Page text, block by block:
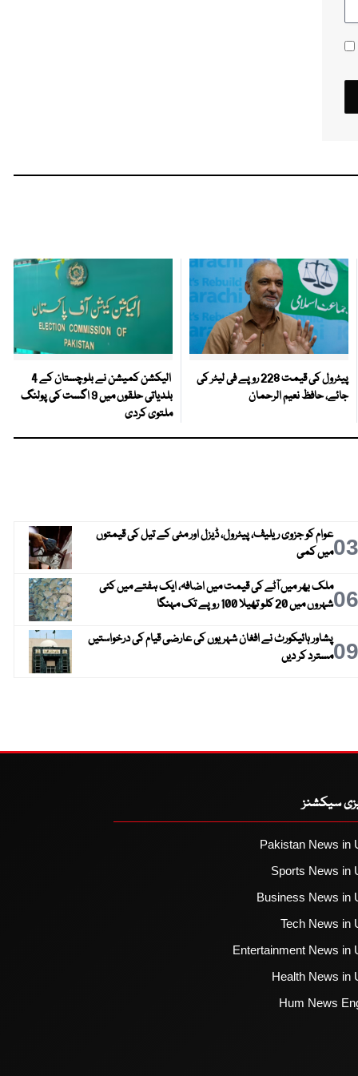
پیٹرول کی قیمت 228 روپے فی لیٹر کی
جائے، حافظ نعیم الرحمان
الیکشن کمیشن نے بلوچستان کے 4
بلدیاتی حلقوں میں 9 اگست کی پولنگ
ملتوی کردی
03عوام کو جزوی ریلیف، پیٹرول، ڈیزل اور مٹی کے تیل کی قیمتوں
میں کمی
06ملک بھر میں آٹے کی قیمت میں اضافہ، ایک ہفتے میں کئی
شہروں میں 20 کلو تھیلا 100 روپے تک مہنگا
09پشاور ہائیکورٹ نے افغان شہریوں کی عارضی قیام کی درخواستیں
مسترد کر دیں
سیکشنز
Pakistan News in
Sports News in
Business News in
Tech News in
Entertainment News in
Health News in
Hum News